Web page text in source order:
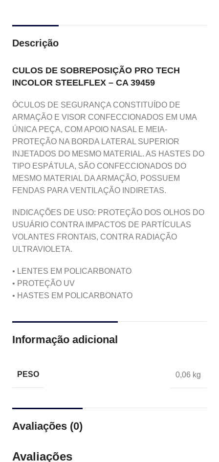
Descrição
CULOS DE SOBREPOSIÇÃO PRO TECH
INCOLOR STEELFLEX – CA 39459
ÓCULOS DE SEGURANÇA CONSTITUÍDO DE
ARMAÇÃO E VISOR CONFECCIONADOS EM UMA
ÚNICA PEÇA, COM APOIO NASAL E MEIA-
PROTEÇÃO NA BORDA LATERAL SUPERIOR
INJETADOS DO MESMO MATERIAL. AS HASTES DO
TIPO ESPÁTULA, SÃO CONFECCIONADOS DO
MESMO MATERIAL DA ARMAÇÃO, POSSUEM
FENDAS PARA VENTILAÇÃO INDIRETAS.
INDICAÇÕES DE USO: PROTEÇÃO DOS OLHOS DO
USUÁRIO CONTRA IMPACTOS DE PARTÍCULAS
VOLANTES FRONTAIS, CONTRA RADIAÇÃO
ULTRAVIOLETA.
• LENTES EM POLICARBONATO
• PROTEÇÃO UV
• HASTES EM POLICARBONATO
Informação adicional
PESO 0,06 kg
Avaliações (0)
Avaliações